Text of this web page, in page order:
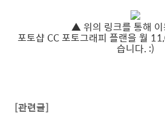
▲ 위의 링크를 통해 이
포토샵 CC 포토그래피 플랜을 월
습니다. :)
[관련글]